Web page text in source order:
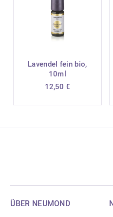
Lavendel fein bio,
10ml
12,50 €
ÜBER NEUMOND